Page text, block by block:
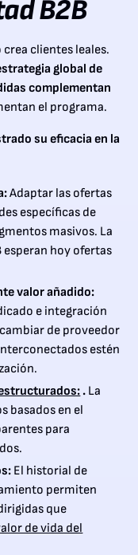
B2B
clientes leales.
global de
complementan
el programa.
su eficacia en la
Adaptar las ofertas
específicas de
masivos. La
esperan hoy ofertas
valor añadido:
e integración
de proveedor
estén
. La
basados en el
para
El historial de
permiten
que
de vida del